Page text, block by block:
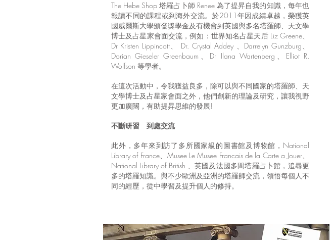
The Hebe Shop 塔羅占卜師 Renee 為了提昇自我的知識，每年也
報讀不同的課程或到海外交流。於2011年因成綪卓越，榮獲英
國威爾斯大學頒發獎學金及有機會到英國與多名塔羅師、天文學
博士及占星家會面交流，例如：世界知名占星天后 Liz Greene、
Dr Kristen Lippincott、 Dr. Crystal Addey 、Darrelyn Gunzburg、
Dorian Gieseler Greenbaum、Dr Ilana Wartenberg、Elliot R.
Wolfson 等學者。
在這次活動中，令我獲益良多，除可以與不同國家的塔羅師、天
文學博士及占星家會面之外，他們創新的理論及研究，讓我視野
更加廣闊，有助提昇思維的發展!
不斷研習 到處交流
此外，多年來到訪了多所國家級的圖書館及博物館，National
Library of France、Musee Le Musee Francais de la Carte a Jouer、
National Library of British 、英國及法國多間塔羅占卜館，追尋更
多的塔羅知識。與不少歐洲及亞洲的塔羅師交流，領悟每個人不
同的經歷，從中學習及提升個人的修持。